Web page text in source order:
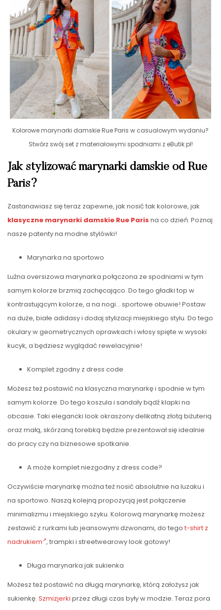
Kolorowe marynarki damskie Rue Paris w casualowym wydaniu?
Stwórz swój set z materiałowymi spodniami z eButik.pl!
Jak stylizować marynarki damskie od Rue
Paris?
Zastanawiasz się teraz zapewne, jak nosić tak kolorowe, jak
klasyczne marynarki damskie Rue Paris na co dzień. Poznaj
nasze patenty na modne stylówki!
Marynarka na sportowo
Luźna oversizowa marynarka połączona ze spodniami w tym
samym kolorze brzmią zachęcająco. Do tego gładki top w
kontrastującym kolorze, a na nogi… sportowe obuwie! Postaw
na duże, białe adidasy i dodaj stylizacji miejskiego stylu. Do tego
okulary w geometrycznych oprawkach i włosy spięte w wysoki
kucyk, a będziesz wyglądać rewelacyjnie!
Komplet zgodny z dress code
Możesz też postawić na klasyczna marynarkę i spodnie w tym
samym kolorze. Do tego koszula i sandały bądź klapki na
obcasie. Taki elegancki look okraszony delikatną złotą biżuterią
oraz małą, skórzaną torebką będzie prezentował się idealnie
do pracy czy na biznesowe spotkanie.
A może komplet niezgodny z dress code?
Oczywiście marynarkę można też nosić absolutnie na luzaku i
na sportowo. Naszą kolejną propozycją jest połączenie
minimalizmu i miejskiego szyku. Kolorową marynarkę możesz
zestawić z rurkami lub jeansowymi dzwonami, do tego t-shirt z
nadrukiem , trampki i streetwearowy look gotowy!
Długa marynarka jak sukienka
Możesz też postawić na długą marynarkę, którą założysz jak
sukienkę. Szmizjerki przez długi czas były w modzie. Teraz pora